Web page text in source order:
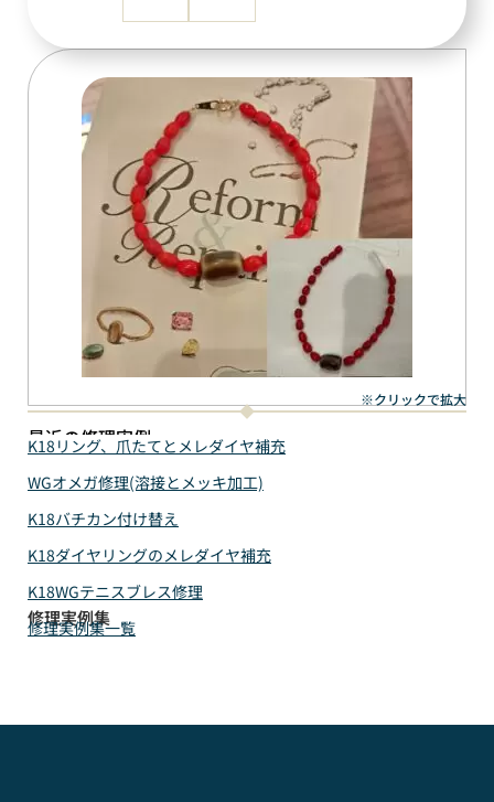
※クリックで拡大
最近の修理実例
K18リング、爪たてとメレダイヤ補充
WGオメガ修理(溶接とメッキ加工)
K18バチカン付け替え
K18ダイヤリングのメレダイヤ補充
K18WGテニスブレス修理
修理実例集
修理実例集一覧